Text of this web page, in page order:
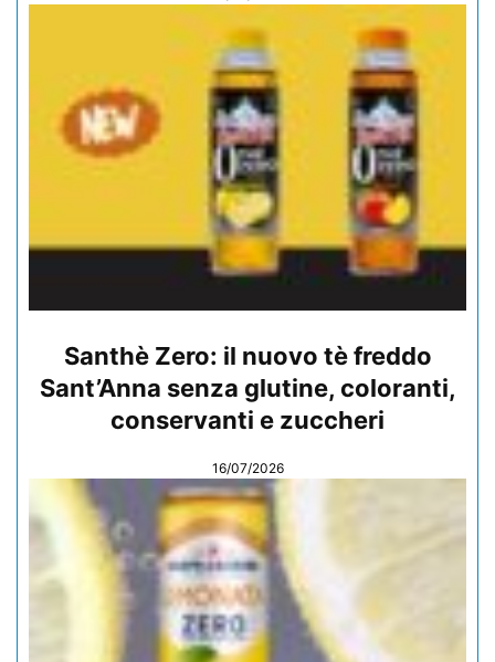
Santhè Zero: il nuovo tè freddo
Sant’Anna senza glutine, coloranti,
conservanti e zuccheri
16/07/2026